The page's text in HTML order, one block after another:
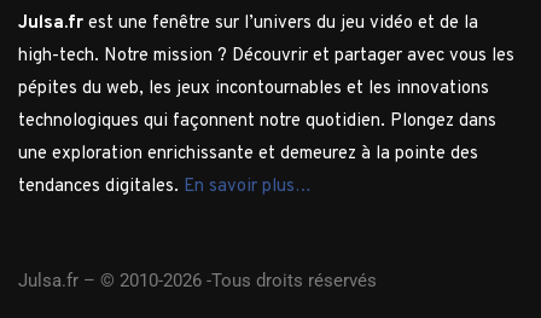
Julsa.fr est une fenêtre sur l’univers du jeu vidéo et de la
high-tech. Notre mission ? Découvrir et partager avec vous les
pépites du web, les jeux incontournables et les innovations
technologiques qui façonnent notre quotidien. Plongez dans
une exploration enrichissante et demeurez à la pointe des
tendances digitales. En savoir plus…
Julsa.fr – © 2010-2026 -Tous droits réservés